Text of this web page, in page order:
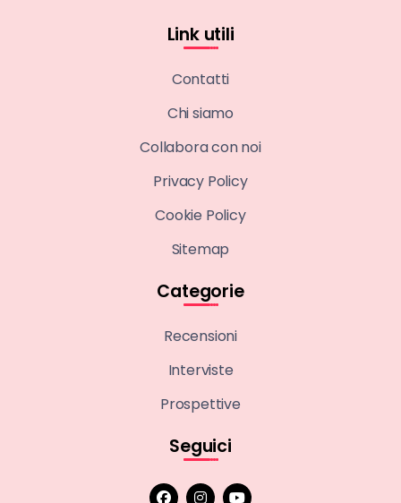
Link utili
Contatti
Chi siamo
Collabora con noi
Privacy Policy
Cookie Policy
Sitemap
Categorie
Recensioni
Interviste
Prospettive
Seguici